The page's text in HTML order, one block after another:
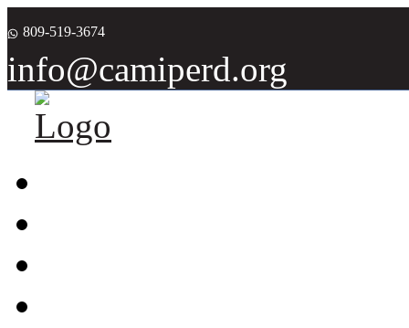
809-519-3674
info@camiperd.org